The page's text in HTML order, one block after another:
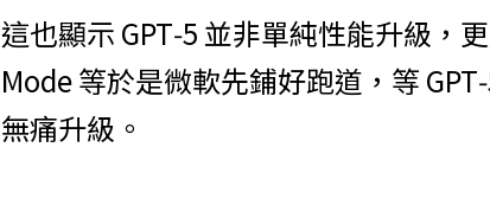
這也顯示 GPT‑5 並非單純性能升級，
Mode 等於是微軟先鋪好跑道，等
無痛升級。